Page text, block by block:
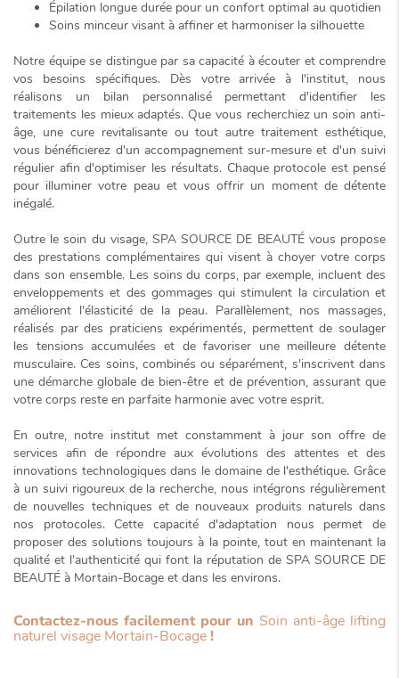
Épilation longue durée pour un confort optimal au quotidien
Soins minceur visant à affiner et harmoniser la silhouette
Notre équipe se distingue par sa capacité à écouter et comprendre
vos besoins spécifiques. Dès votre arrivée à l'institut, nous
réalisons un bilan personnalisépermettant d'identifier les
traitements les mieux adaptés. Que vous recherchiez un soin anti-
âge, une cure revitalisante ou tout autre traitement esthétique,
vous bénéficierez d'un accompagnement sur-mesure et d'un suivi
régulier afin d'optimiser les résultats. Chaque protocole est pensé
pour illuminer votre peau et vous offrir un moment de détente
inégalé.
Outre le soin du visage, SPA SOURCE DE BEAUTÉ vous propose
des prestations complémentaires qui visent à choyer votre corps
dans son ensemble. Les soins du corps, par exemple, incluent des
enveloppements et des gommages qui stimulent la circulation et
améliorent l'élasticité de la peau. Parallèlement, nos massages,
réalisés par des praticiens expérimentés, permettent de soulager
les tensions accumulées et de favoriser une meilleure détente
musculaire. Ces soins, combinés ou séparément, s'inscrivent dans
une démarche globale de bien-être et de prévention, assurant que
votre corps reste en parfaite harmonie avec votre esprit.
En outre, notre institut met constamment à jour son offre de
services afin de répondre aux évolutions des attentes et des
innovations technologiques dans le domaine de l'esthétique. Grâce
à un suivi rigoureux de la recherche, nous intégrons régulièrement
de nouvelles techniques et de nouveaux produits naturels dans
nos protocoles. Cette capacité d'adaptation nous permet de
proposer des solutions toujours à la pointe, tout en maintenant la
qualité et l'authenticité qui font la réputation de SPA SOURCE DE
BEAUTÉ à Mortain-Bocage et dans les environs.
Contactez-nous facilement pour un Soin anti-âge lifting
naturel visage Mortain-Bocage!